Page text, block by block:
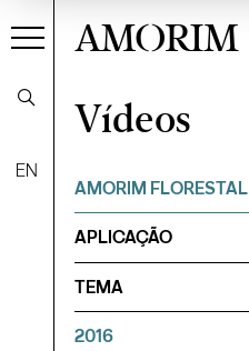
EN
AMORIM
VídeosFiltrar
Vídeos
AMORIM FLORESTAL
APLICAÇÃO
TEMA
2016